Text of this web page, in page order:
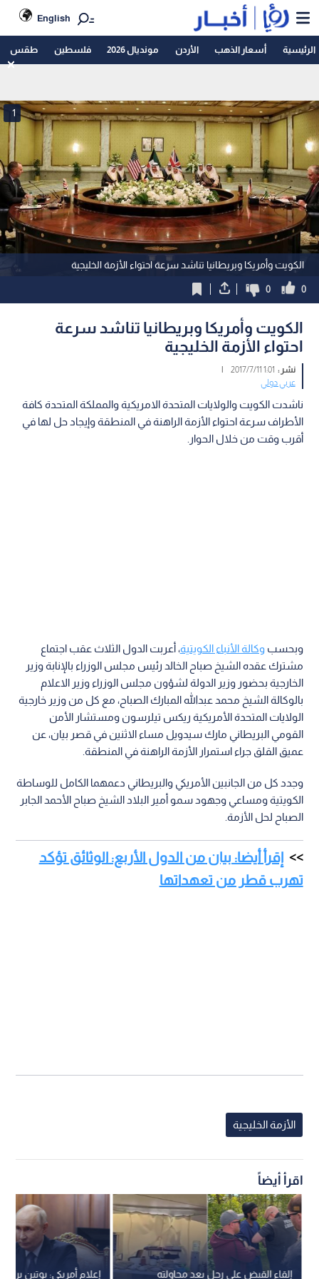
English
الرئيسية أسعار الذهب الأردن مونديال 2026 فلسطين طقس
الكويت وأمريكا وبريطانيا تناشد سرعة احتواء الأزمة الخليجية
1
0
0
الكويت وأمريكا وبريطانيا تناشد سرعة
احتواء الأزمة الخليجية
نشر : 1:01 2017/7/11
|
عربي دولي
ناشدت الكويت والولايات المتحدة الامريكية والمملكة المتحدة كافة
الأطراف سرعة احتواء الأزمة الراهنة في المنطقة وإيجاد حل لها في
أقرب وقت من خلال الحوار.
وبحسبوكالة الأنباء الكويتية، أعربت الدول الثلاث عقب اجتماع
مشترك عقده الشيخ صباح الخالد رئيس مجلس الوزراء بالإنابة وزير
الخارجية بحضور وزير الدولة لشؤون مجلس الوزراء وزير الاعلام
بالوكالة الشيخ محمد عبدالله المبارك الصباح، مع كل من وزير خارجية
الولايات المتحدة الأمريكية ريكس تيلرسون ومستشار الأمن
القومي البريطاني مارك سيدويل مساء الاثنين في قصر بيان، عن
عميق القلق جراء استمرار الأزمة الراهنة في المنطقة.
وجدد كل من الجانبين الأمريكي والبريطاني دعمهما الكامل للوساطة
الكويتية ومساعي وجهود سمو أمير البلاد الشيخ صباح الأحمد الجابر
الصباح لحل الأزمة.
إقرأ أيضا: بيان من الدول الأربع: الوثائق تؤكد
تهرب قطر من تعهداتها
الأزمة الخليجية
اقرأ أيضاً
إعلام أمريكي: بوتين
إلقاء القبض على رجل بعد محاولته